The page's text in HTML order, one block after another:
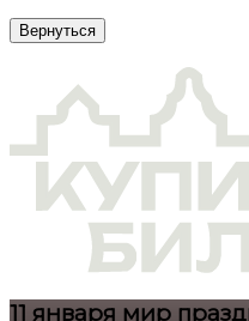
Вернуться
11 января мир